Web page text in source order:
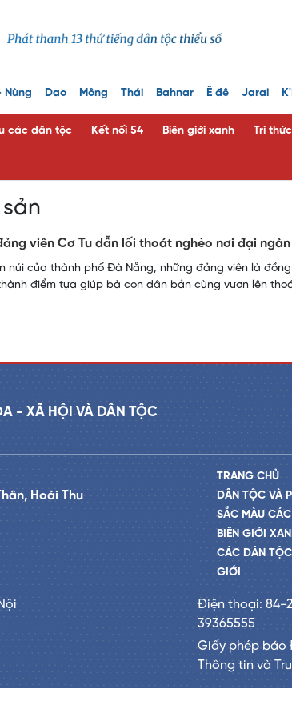
Nùng Dao Mông Thái Bahnar Ê đê Jarai
các dân tộc Kết nối 54 Biên giới xanh Tri
viên Cơ Tu dẫn lối thoát nghèo nơi đại
núi của thành phố Đà Nẵng, những đảng viên là
điểm tựa giúp bà con dân bản cùng vươn lên
- XÃ HỘI VÀ DÂN TỘC
Hoài Thu
TRANG CHỦ
DÂN TỘC VÀ
SẮC MÀU
BIÊN GIỚI
CÁC DÂN TỘC
GIỚI
Điện thoại: 84-
39365555
Giấy phép báo
Thông tin và